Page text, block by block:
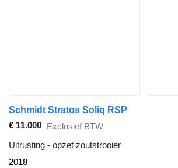
Schmidt Stratos Soliq RSP
€ 11.000 Exclusief BTW
Uitrusting - opzet zoutstrooier
2018